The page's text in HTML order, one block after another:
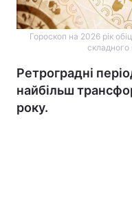
Гороскоп на 2026 рік
складного
Ретроградні
найбільш
року.